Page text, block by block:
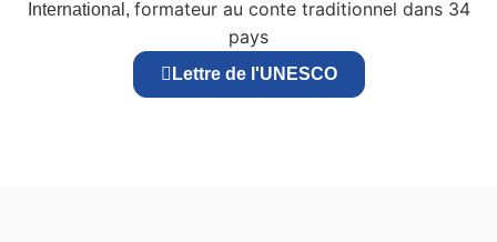
International, formateur au conte traditionnel dans 34
pays
Lettre de l'UNESCO